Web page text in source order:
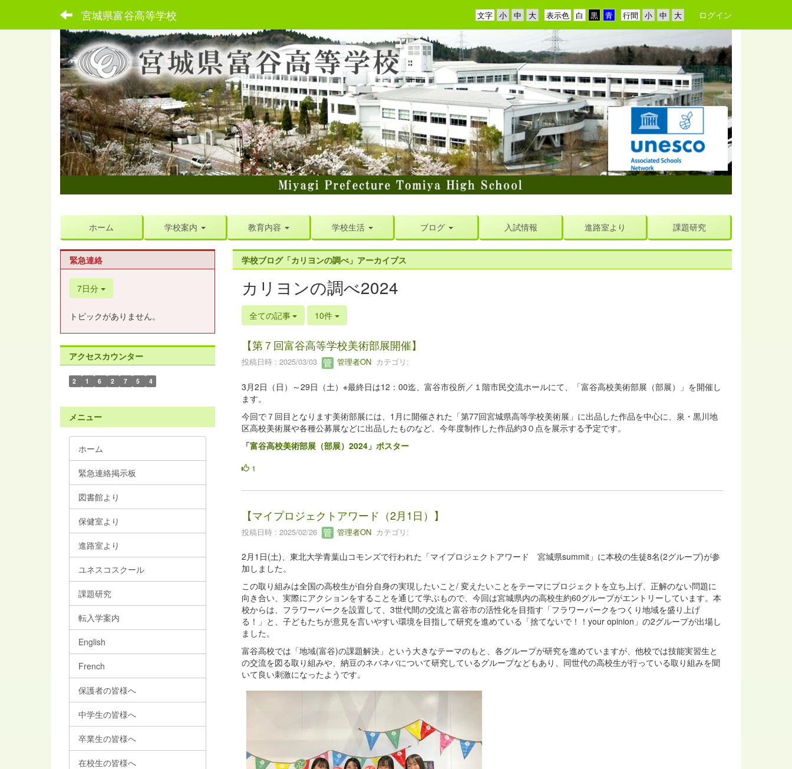
宮城県富谷高等学校 行間
表示色
文字 ログイン
ホーム 学校案内 教育内容 学校生活 ブログ 入試情報 進路室より 課題研究
学校ブログ「カリヨンの調べ」アーカイブス
カリヨンの調べ2024
全ての記事 10件
【第７回富谷高等学校美術部展開催】
投稿日時 : 2025/03/03 管理者ONカテゴリ:
3月2日（日）～29日（土）※最終日は12：00迄、富谷市役所／１階市民交流ホールにて、「富谷高校美術部展（部展）」を開催し
ます。
今回で７回目となります美術部展には、1月に開催された「第77回宮城県高等学校美術展」に出品した作品を中心に、泉・黒川地
区高校美術展や各種公募展などに出品したものなど、今年度制作した作品約3０点を展示する予定です。
「富谷高校美術部展（部展）2024」ポスター
1
【マイプロジェクトアワード（2月1日）】
投稿日時 : 2025/02/26 管理者ONカテゴリ:
2月1日(土)、東北大学青葉山コモンズで行われた「マイプロジェクトアワード 宮城県summit」に本校の生徒8名(2グループ)が参
加しました。
この取り組みは全国の高校生が自分自身の実現したいこと/ 変えたいことをテーマにプロジェクトを立ち上げ、正解のない問題に
向き合い、実際にアクションをすることを通じて学ぶもので、今回は宮城県内の高校生約60グループがエントリーしています。本
校からは、フラワーパークを設置して、3世代間の交流と富谷市の活性化を目指す「フラワーパークをつくり地域を盛り上げ
る！」と、子どもたちが意見を言いやすい環境を目指して研究を進めている「捨てないで！！your opinion」の2グループが出場し
ました。
富谷高校では「地域(富谷)の課題解決」という大きなテーマのもと、各グループが研究を進めていますが、他校では技能実習生と
の交流を図る取り組みや、納豆のネバネバについて研究しているグループなどもあり、同世代の高校生が行っている取り組みを聞
いて良い刺激になったようです。
緊急連絡
7日分
トピックがありません。
アクセスカウンター
2 1 6 2 7 5 4
メニュー
ホーム
緊急連絡掲示板
図書館より
保健室より
進路室より
ユネスコスクール
課題研究
転入学案内
English
French
保護者の皆様へ
中学生の皆様へ
卒業生の皆様へ
在校生の皆様へ